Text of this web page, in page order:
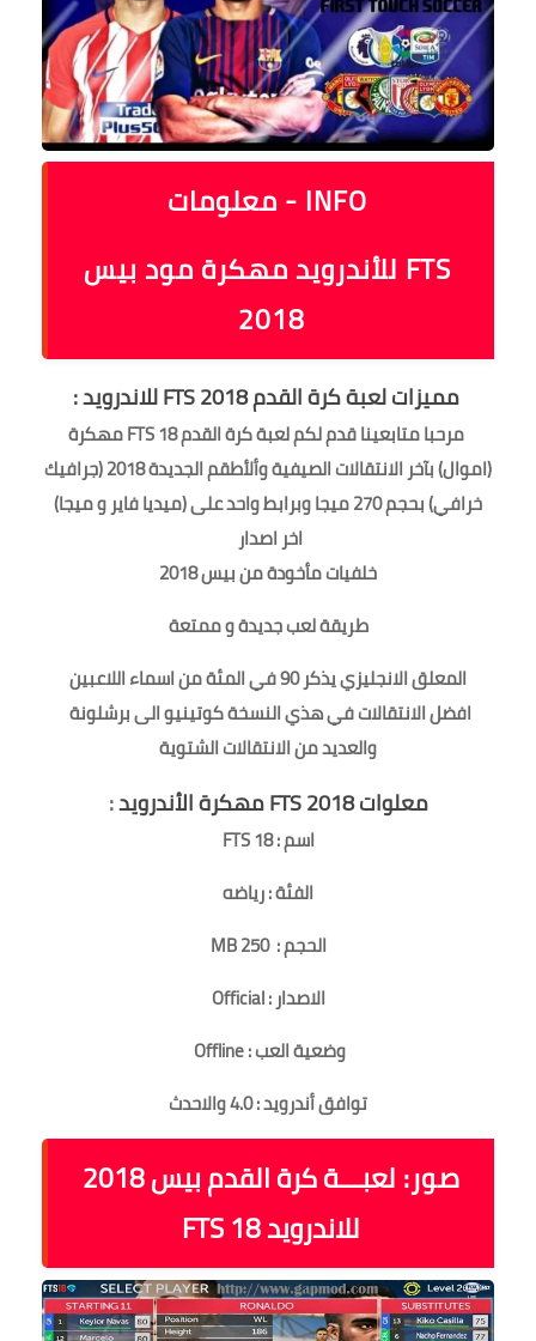
INFO - معلومات
FTS للأندرويد مهكرة مود بيس
2018
مميزات لعبة كرة القدم FTS 2018 للاندرويد :
مرحبا متابعينا قدم لكم لعبة كرة القدم FTS 18 مهكرة
(اموال) بآخر الانتقالات الصيفية وألأطقم الجديدة 2018 (جرافيك
خرافي) بحجم 270 ميجا وبرابط واحد على (ميديا فاير و ميجا)
اخر اصدار
خلفيات مأخودة من بيس 2018
طريقة لعب جديدة و ممتعة
المعلق الانجليزي يذكر 90 في المئة من اسماء اللاعبين
افضل الانتقالات في هذي النسخة كوتينيو الى برشلونة
والعديد من الانتقالات الشتوية
معلوات FTS 2018 مهكرة الأندرويد :
اسم : FTS 18
الفئة : رياضه
الحجم : 250 MB
الاصدار : Official
وضعية العب : Offline
توافق أندرويد : 4.0 والاحدث
صور:
لعبـــة كرة القدم بيس 2018
للاندرويد FTS 18